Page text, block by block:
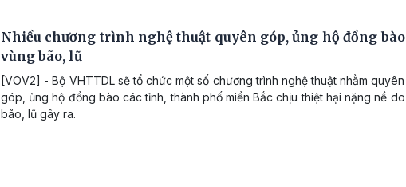
Nhiều chương trình nghệ thuật quyên góp, ủng hộ đồng bào
vùng bão, lũ
[VOV2] - Bộ VHTTDL sẽ tổ chức một số chương trình nghệ thuật nhằm quyên
góp, ủng hộ đồng bào các tỉnh, thành phố miền Bắc chịu thiệt hại nặng nề do
bão, lũ gây ra.